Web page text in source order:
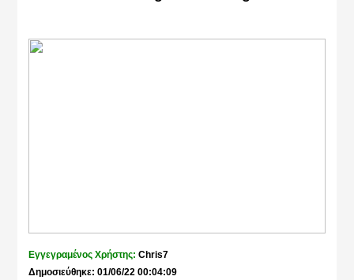
Εγγεγραμένος Χρήστης:Chris7
Δημοσιεύθηκε: 01/06/22 00:04:09